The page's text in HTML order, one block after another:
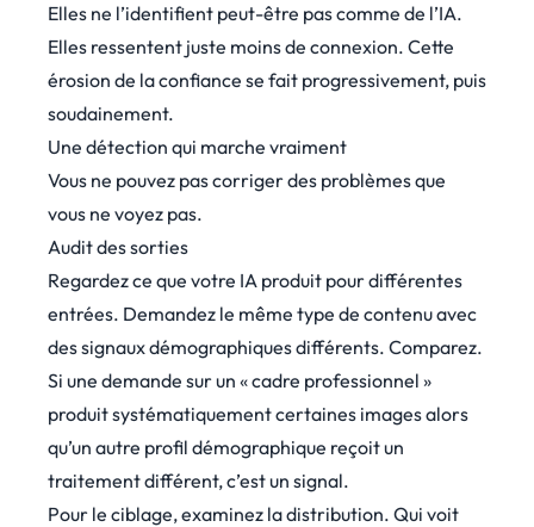
Elles ne l’identifient peut-être pas comme de l’IA.
Elles ressentent juste moins de connexion. Cette
érosion de la confiance se fait progressivement, puis
soudainement.
Une détection qui marche vraiment
Vous ne pouvez pas corriger des problèmes que
vous ne voyez pas.
Audit des sorties
Regardez ce que votre IA produit pour différentes
entrées. Demandez le même type de contenu avec
des signaux démographiques différents. Comparez.
Si une demande sur un « cadre professionnel »
produit systématiquement certaines images alors
qu’un autre profil démographique reçoit un
traitement différent, c’est un signal.
Pour le ciblage, examinez la distribution. Qui voit